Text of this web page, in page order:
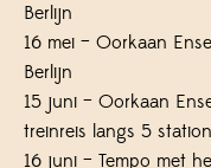
Berlijn
16 mei – Oorkaan
Berlijn
15 juni – Oorkaan
treinreis langs 5
16 juni – Tempo met